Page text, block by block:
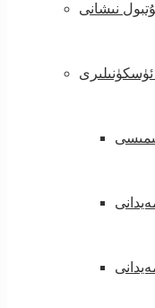
نىشانى
ئۈسكۈنىلىرى